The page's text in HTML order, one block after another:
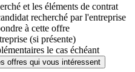
et les éléments de contrat
recherché par l'entreprise
à cette offre
(si présente)
le cas échéant
offres qui vous intéressent